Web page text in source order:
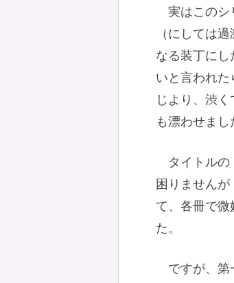
実はこのシ
（にしては
なる装丁に
いと言われ
じより、渋
も漂わせまし
タイトル
困りません
て、各冊で
た。
ですが、第